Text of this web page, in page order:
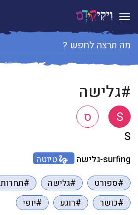
Toggle navigation
#גלישה
S ס
S
surfing-גלישה
טיוטה
#ספורט
#גלישה #תחרות
#כושר
#רוגע #יופי